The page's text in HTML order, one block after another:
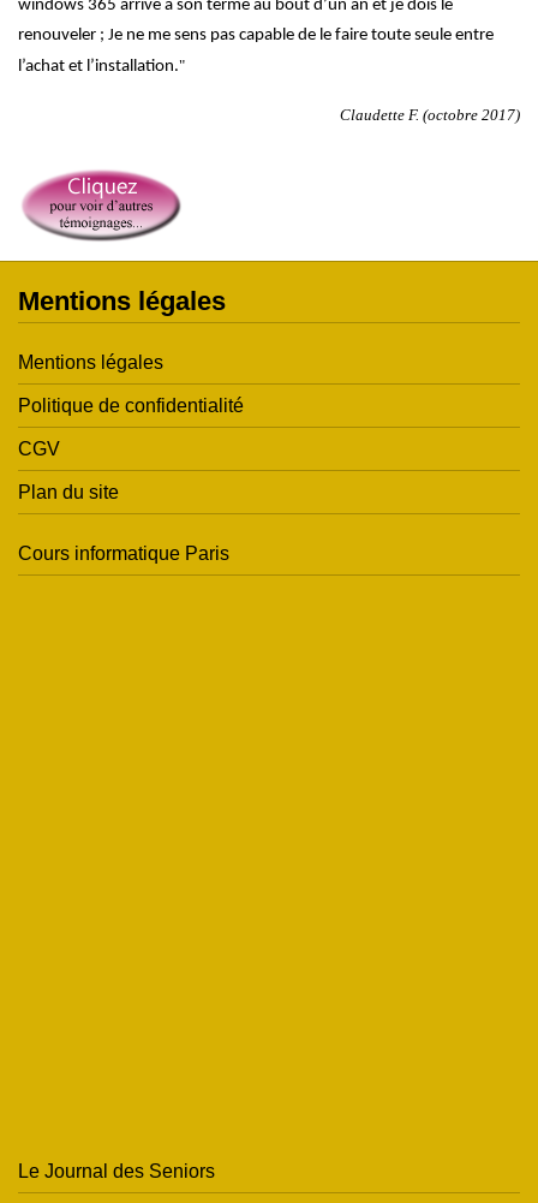
windows 365 arrive a son terme au bout d’un an et je dois le
renouveler ; Je ne me sens pas capable de le faire toute seule entre
l’achat et l’installation."
Claudette F. (octobre 2017)
Mentions légales
Mentions légales
Politique de confidentialité
CGV
Plan du site
Cours informatique Paris
Le Journal des Seniors